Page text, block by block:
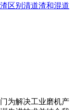
区别清道渣和混道
为解决工业磨机产